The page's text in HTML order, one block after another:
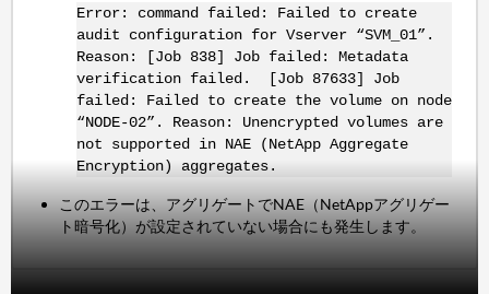
Error: command failed: Failed to create
audit configuration for Vserver “SVM_01”.
Reason: [Job 838] Job failed: Metadata
verification failed. [Job 87633] Job
failed: Failed to create the volume on node
“NODE-02”. Reason: Unencrypted volumes are
not supported in NAE (NetApp Aggregate
Encryption) aggregates.
このエラーは、アグリゲートでNAE（NetAppアグリゲー
ト暗号化）が設定されていない場合にも発生します。